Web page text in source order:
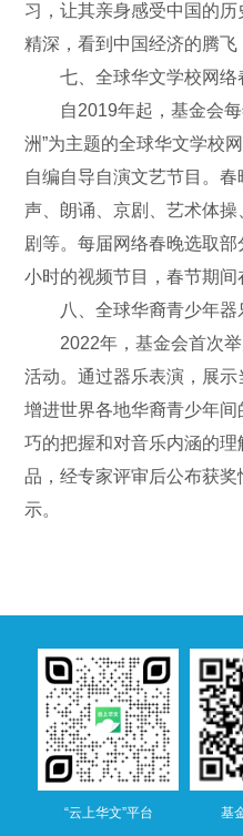
习，让其亲身感受中国的
精深，看到中国经济的腾飞
七、全球华文学校网络
自2019年起，基金会
洲”为主题的全球华文学校
自编自导自演文艺节目。
声、朗诵、京剧、艺术体
剧等。每届网络春晚选取
小时的视频节目，春节期间
八、全球华裔青少年器
2022年，基金会首次
活动。通过器乐表演，展示
增进世界各地华裔青少年
巧的把握和对音乐内涵的
品，经专家评审后公布获
示。
基
“云上华文”平台